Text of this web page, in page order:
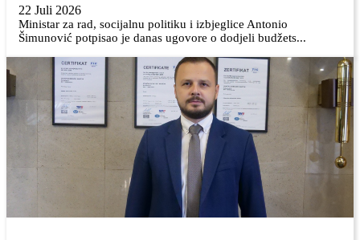
22 Juli 2026
Ministar za rad, socijalnu politiku i izbjeglice Antonio
Šimunović potpisao je danas ugovore o dodjeli budžets...